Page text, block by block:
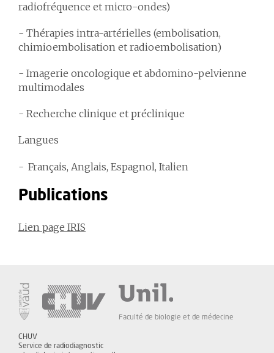
radiofréquence et micro-ondes)
- Thérapies intra-artérielles (embolisation,
chimioembolisation et radioembolisation)
- Imagerie oncologique et abdomino-pelvienne
multimodales
- Recherche clinique et préclinique
Langues
Français, Anglais, Espagnol, Italien
Publications
Lien page IRIS
Faculté de biologie et de médecine
CHUV
Service de radiodiagnostic